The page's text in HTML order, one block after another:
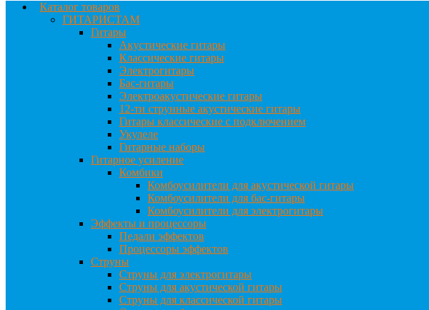
Каталог товаров
ГИТАРИСТАМ
Гитары
Акустические гитары
Классические гитары
Электрогитары
Бас-гитары
Электроакустические гитары
12-ти струнные акустические гитары
Гитары классические с подключением
Укулеле
Гитарные наборы
Гитарное усиление
Комбики
Комбоусилители для акустической гитары
Комбоусилители для бас-гитары
Комбоусилители для электрогитары
Эффекты и процессоры
Педали эффектов
Процессоры эффектов
Струны
Струны для электрогитары
Струны для акустической гитары
Струны для классической гитары